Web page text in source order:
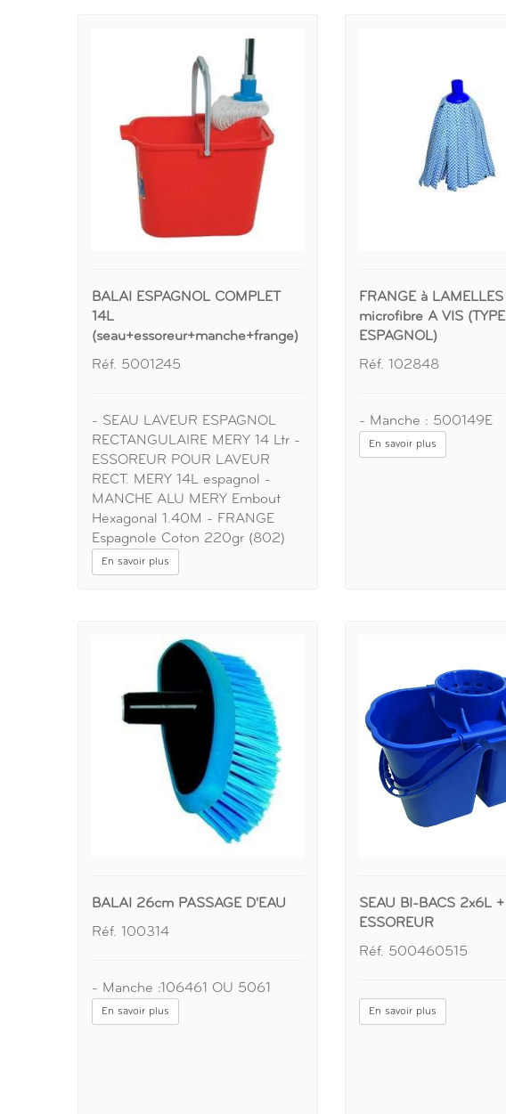
BALAI ESPAGNOL COMPLET
14L
(seau+essoreur+manche+frange)
Réf. 5001245
- SEAU LAVEUR ESPAGNOL
RECTANGULAIRE MERY 14 Ltr -
ESSOREUR POUR LAVEUR
RECT. MERY 14L espagnol -
MANCHE ALU MERY Embout
Hexagonal 1.40M - FRANGE
Espagnole Coton 220gr (802)
En savoir plus
FRANGE à LAMELLES
microfibre A VIS (TYPE
ESPAGNOL)
Réf. 102848
- Manche : 500149E
En savoir plus
BALAI 26cm PASSAGE D'EAU
Réf. 100314
- Manche :106461 OU 5061
En savoir plus
SEAU BI-BACS 2x6L +
ESSOREUR
Réf. 500460515
En savoir plus